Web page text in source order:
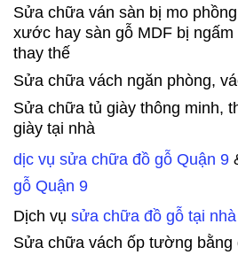
Sửa chữa ván sàn bị mo
xước hay sàn gỗ MDF bị
thay thế
Sửa chữa vách ngăn phòng,
Sửa chữa tủ giày thông minh,
giày tại nhà
dịc vụ sửa chữa đồ gỗ Quận 9
gỗ Quận 9
Dịch vụ sửa chữa đồ gỗ tại
Sửa chữa vách ốp tường bằng